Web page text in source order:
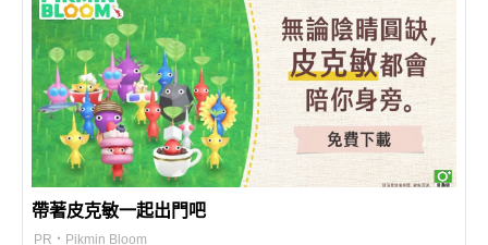
帶著皮克敏一起出門吧
PR・Pikmin Bloom